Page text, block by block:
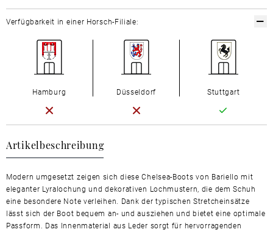
Artikelbeschreibung
Modern umgesetzt zeigen sich diese Chelsea-Boots von Bariello mit
eleganter Lyralochung und dekorativen Lochmustern, die dem Schuh
eine besondere Note verleihen. Dank der typischen Stretcheinsätze
lässt sich der Boot bequem an- und ausziehen und bietet eine optimale
Passform. Das Innenmaterial aus Leder sorgt für hervorragenden
Verfügbarkeit in einer Horsch-Filiale:
Hamburg Düsseldorf Stuttgart